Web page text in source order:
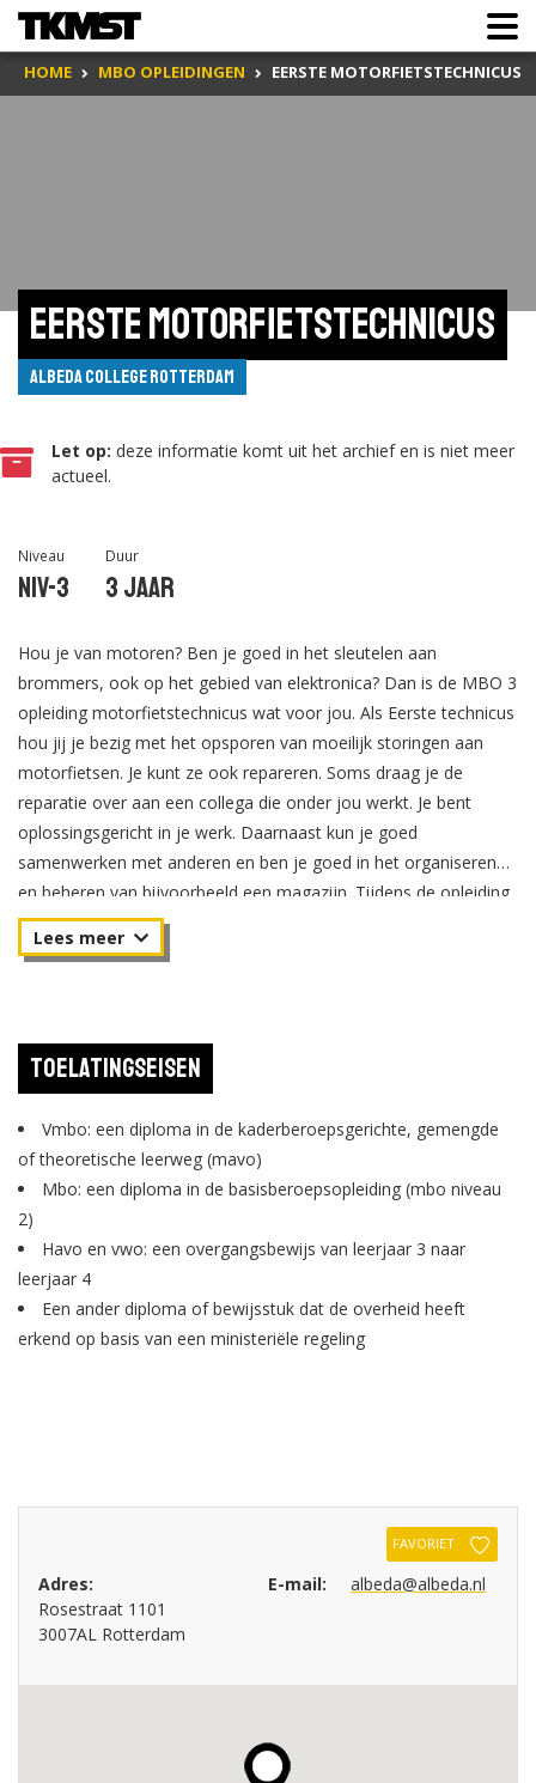
HOME MBO OPLEIDINGEN EERSTE MOTORFIETSTECHNICUS
Eerste Motorfietstechnicus
Albeda College Rotterdam
Let op: deze informatie komt uit het archief en is niet meer
actueel.
Niveau
Niv-3
Duur
3 jaar
Hou je van motoren? Ben je goed in het sleutelen aan
brommers, ook op het gebied van elektronica? Dan is de MBO 3
opleiding motorfietstechnicus wat voor jou. Als Eerste technicus
hou jij je bezig met het opsporen van moeilijk storingen aan
motorfietsen. Je kunt ze ook repareren. Soms draag je de
reparatie over aan een collega die onder jou werkt. Je bent
oplossingsgericht in je werk. Daarnaast kun je goed
samenwerken met anderen en ben je goed in het organiseren
en beheren van bijvoorbeeld een magazijn. Tijdens de opleiding
leer je een aantal technische vaardigheden die nodig zijn om
reparaties uit te voeren. Daarnaast leer je hoe je
stages lopen om werkervaring op te doen.
Toelatingseisen
Vmbo: een diploma in de kaderberoepsgerichte, gemengde
of theoretische leerweg (mavo)
Mbo: een diploma in de basisberoepsopleiding (mbo niveau
2)
Havo en vwo: een overgangsbewijs van leerjaar 3 naar
leerjaar 4
Een ander diploma of bewijsstuk dat de overheid heeft
erkend op basis van een ministeriële regeling
FAVORIET
Adres:
Rosestraat 1101
3007AL Rotterdam
E-mail: albeda@albeda.nl